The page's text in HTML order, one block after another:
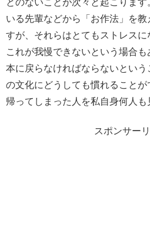
いる先輩などから「お作法」を教
すが、それらはとてもストレス
これが我慢できないという場合
本に戻らなければならないとい
の文化にどうしても慣れること
帰ってしまった人を私自身何人も
スポンサー